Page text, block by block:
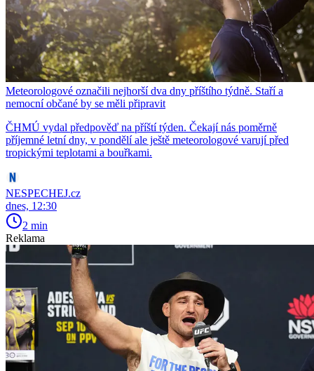
Meteorologové označili nejhorší dva dny příštího týdně. Staří a
nemocní občané by se měli připravit
ČHMÚ vydal předpověď na příští týden. Čekají nás poměrně
příjemné letní dny, v pondělí ale ještě meteorologové varují před
tropickými teplotami a bouřkami.
NESPECHEJ.cz
dnes, 12:30
2 min
Reklama